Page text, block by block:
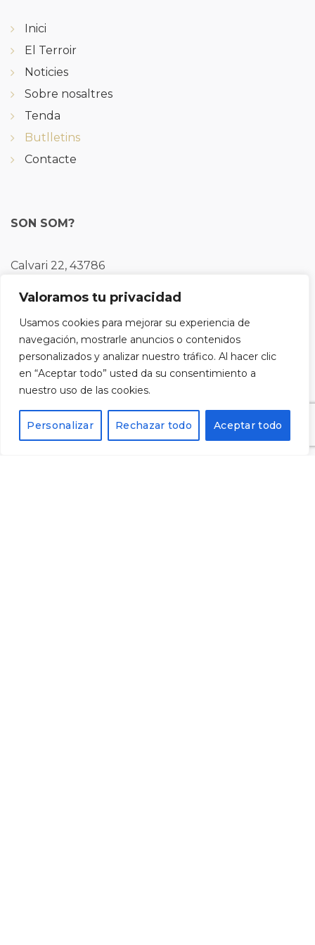
Valoramos tu privacidad
Usamos cookies para mejorar su experiencia de
navegación, mostrarle anuncios o contenidos
personalizados y analizar nuestro tráfico. Al hacer clic
en “Aceptar todo” usted da su consentimiento a
nuestro uso de las cookies.
Personalizar Rechazar todo Aceptar todo
Inici
El Terroir
Noticies
Sobre nosaltres
Tenda
Butlletins
Contacte
SON SOM?
Calvari 22, 43786
Tel: 977430109
Registra't al nostre butlletí i rebràs un codi del 10%
de descompte per a la teva pròxima compra.